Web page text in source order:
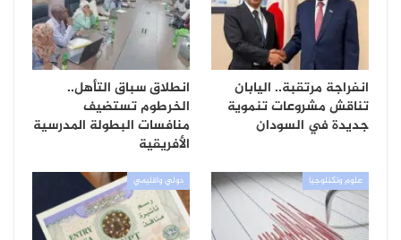
انفراجة مرتقبة.. اليابان
تناقش مشروعات تنموية
جديدة في السودان
انطلاق سباق التأهل..
الخرطوم تستضيف
منافسات البطولة المدرسية
الأفريقية
علوم وتكنلوجيا دولي واقليمي